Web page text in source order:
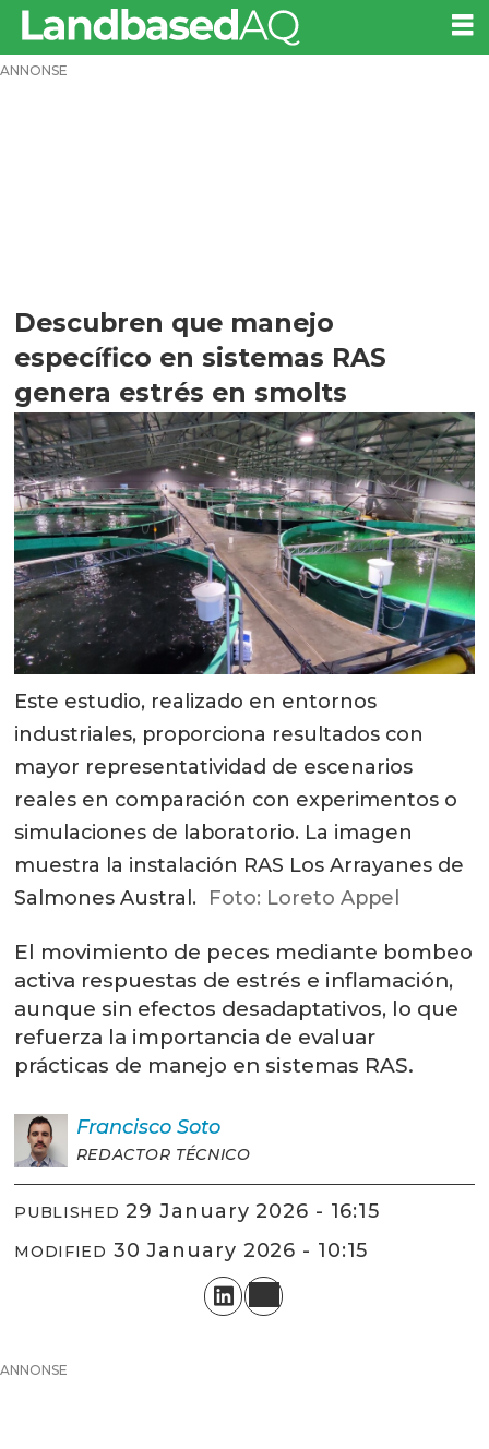
ANNONSE
Descubren que manejo
específico en sistemas RAS
genera estrés en smolts
Este estudio, realizado en entornos
industriales, proporciona resultados con
mayor representatividad de escenarios
reales en comparación con experimentos o
simulaciones de laboratorio. La imagen
muestra la instalación RAS Los Arrayanes de
Salmones Austral. Foto: Loreto Appel
El movimiento de peces mediante bombeo
activa respuestas de estrés e inflamación,
aunque sin efectos desadaptativos, lo que
refuerza la importancia de evaluar
prácticas de manejo en sistemas RAS.
Francisco Soto
REDACTOR TÉCNICO
PUBLISHED 29 January 2026 - 16:15
MODIFIED 30 January 2026 - 10:15
ANNONSE